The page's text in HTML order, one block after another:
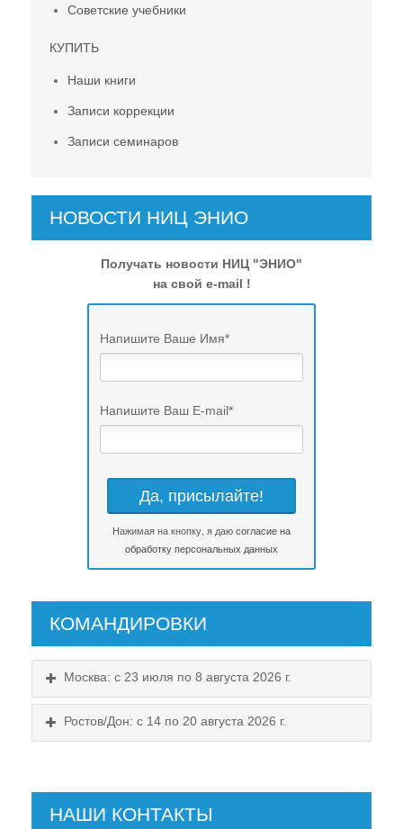
Советские учебники
КУПИТЬ
Наши книги
Записи коррекции
Записи семинаров
НОВОСТИ НИЦ ЭНИО
Получать новости НИЦ "ЭНИО"
на свой e-mail !
Напишите Ваше Имя*
Напишите Ваш E-mail*
Нажимая на кнопку, я даюсогласие на
обработку персональных данных
КОМАНДИРОВКИ
Москва: с 23 июля по 8 августа 2026 г.
Ростов/Дон: с 14 по 20 августа 2026 г.
НАШИ КОНТАКТЫ